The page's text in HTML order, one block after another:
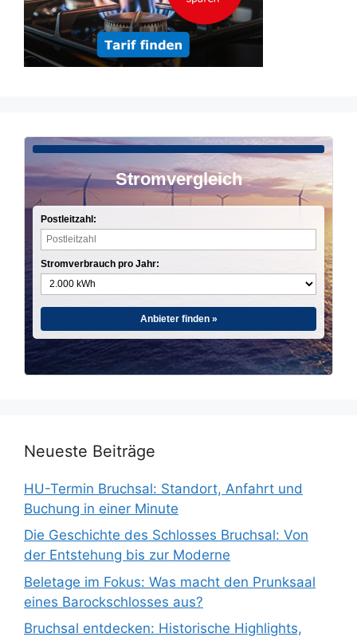
Stromvergleich
Postleitzahl:
Stromverbrauch pro Jahr:
Anbieter finden »
Neueste Beiträge
HU-Termin Bruchsal: Standort, Anfahrt und
Buchung in einer Minute
Die Geschichte des Schlosses Bruchsal: Von
der Entstehung bis zur Moderne
Beletage im Fokus: Was macht den Prunksaal
eines Barockschlosses aus?
Bruchsal entdecken: Historische Highlights,